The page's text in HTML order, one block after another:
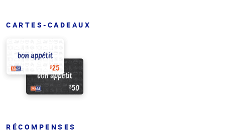
CARTES-CADEAUX
RÉCOMPENSES